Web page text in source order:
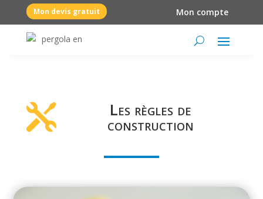
Mon devis gratuit Mon compte
 Les règles de
construction